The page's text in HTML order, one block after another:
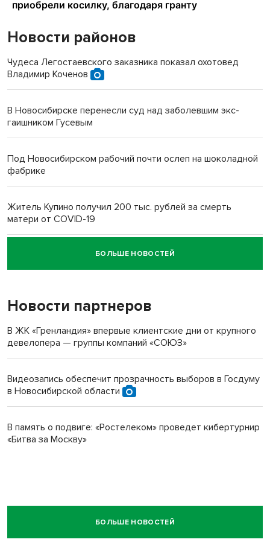
Новости районов
Чудеса Легостаевского заказника показал охотовед
Владимир Коченов
В Новосибирске перенесли суд над заболевшим экс-
гаишником Гусевым
Под Новосибирском рабочий почти ослеп на шоколадной
фабрике
Житель Купино получил 200 тыс. рублей за смерть
матери от COVID-19
Новосибирский суд наказал водителя за смерть
пенсионерки на вокзале
БОЛЬШЕ НОВОСТЕЙ
Новости партнеров
В ЖК «Гренландия» впервые клиентские дни от крупного
девелопера — группы компаний «СОЮЗ»
Видеозапись обеспечит прозрачность выборов в Госдуму
в Новосибирской области
В память о подвиге: «Ростелеком» проведет кибертурнир
«Битва за Москву»
БОЛЬШЕ НОВОСТЕЙ